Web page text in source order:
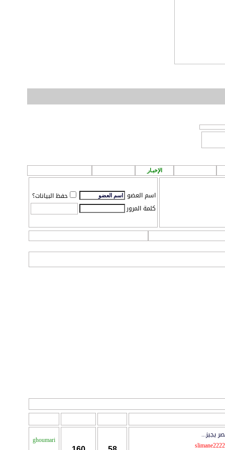
الإخبـار
اسم العضو
حفظ البيانات؟
كلمة المرور
يجيز...
slimane2222
ghoumari